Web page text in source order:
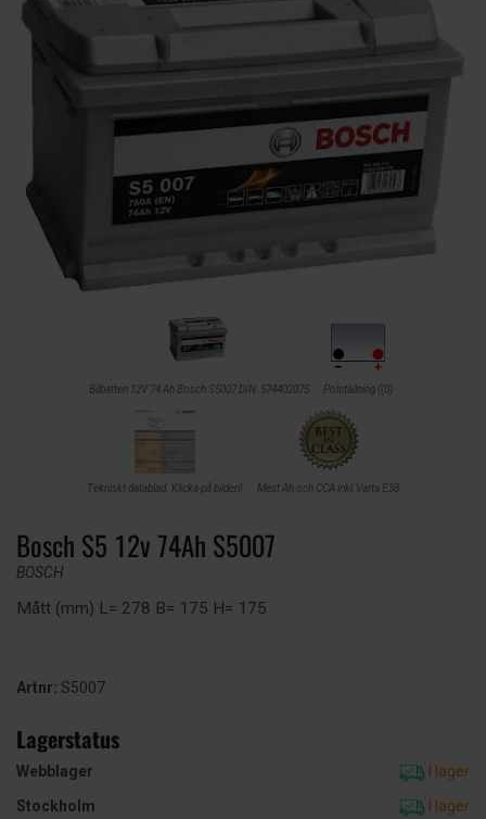
Bilbatteri 12V 74 Ah Bosch S5007 DIN: 574402075 Polställning ((0)
Tekniskt datablad. Klicka på bilden! Mest Ah och CCA inkl.Varta E38
Bosch S5 12v 74Ah S5007
BOSCH
Mått (mm) L= 278 B= 175 H= 175
Artnr: S5007
Lagerstatus
Webblager
I lager
Stockholm
I lager